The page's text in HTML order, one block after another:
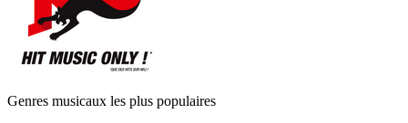
Genres musicaux les plus populaires